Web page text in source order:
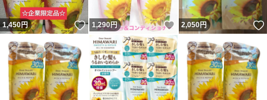
1,450円 いいね！
1,290円 いいね！
2,050円